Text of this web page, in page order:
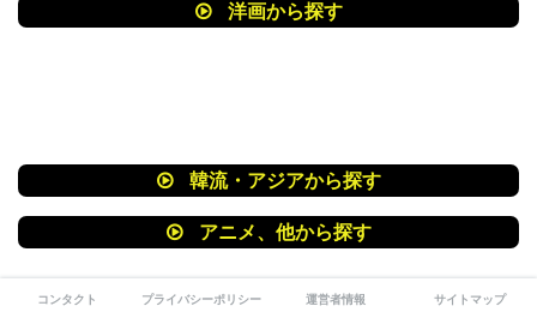
洋画から探す
韓流・アジアから探す
アニメ、他から探す
コンタクト プライバシーポリシー 運営者情報 サイトマップ